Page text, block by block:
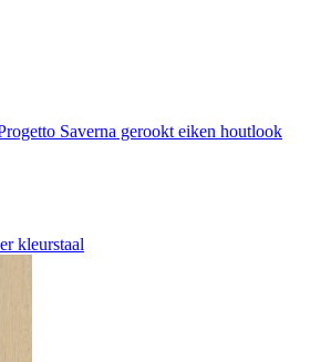
Saverna gerookt eiken houtlook
kleurstaal